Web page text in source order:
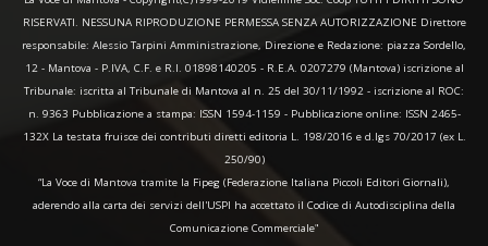
RISERVATI. NESSUNA RIPRODUZIONE PERMESSA SENZA AUTORIZZAZIONE Direttore
responsabile: Alessio Tarpini Amministrazione, Direzione e Redazione: piazza Sordello,
12 - Mantova - P.IVA, C.F. e R.I. 01898140205 - R.E.A. 0207279 (Mantova) iscrizione al
Tribunale: iscritta al Tribunale di Mantova al n. 25 del 30/11/1992 - iscrizione al ROC:
n. 9363 Pubblicazione a stampa: ISSN 1594-1159 - Pubblicazione online: ISSN 2465-
132X La testata fruisce dei contributi diretti editoria L. 198/2016 e d.lgs 70/2017 (ex L.
250/90)
“La Voce di Mantova tramite la Fipeg (Federazione Italiana Piccoli Editori Giornali),
aderendo alla carta dei servizi dell'USPI ha accettato il Codice di Autodisciplina della
Comunicazione Commerciale"